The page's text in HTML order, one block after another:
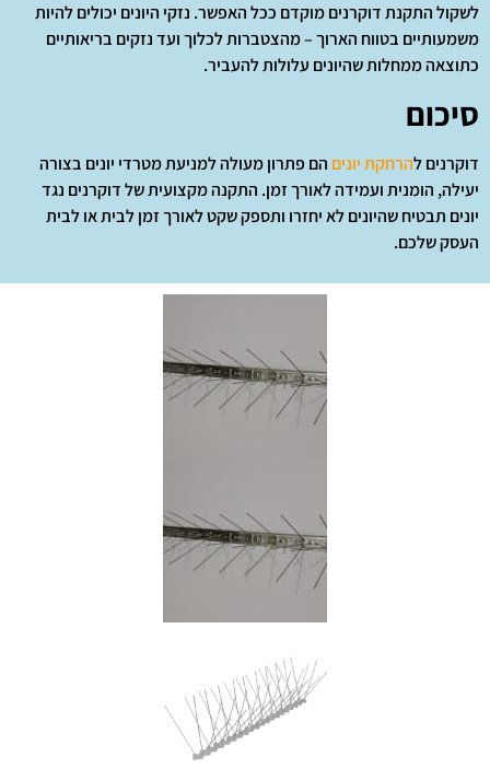
לשקול התקנת דוקרנים מוקדם ככל האפשר. נזקי היונים יכולים להיות
משמעותיים בטווח הארוך – מהצטברות לכלוך ועד נזקים בריאותיים
כתוצאה ממחלות שהיונים עלולות להעביר.
סיכום
דוקרנים להרחקת יונים הם פתרון מעולה למניעת מטרדי יונים בצורה
יעילה, הומנית ועמידה לאורך זמן. התקנה מקצועית של דוקרנים נגד
יונים תבטיח שהיונים לא יחזרו ותספק שקט לאורך זמן לבית או לבית
העסק שלכם.